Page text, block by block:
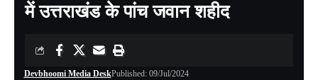
में उत्तराखंड के पांच जवान शहीद
Devbhoomi Media DeskPublished: 09/Jul/2024